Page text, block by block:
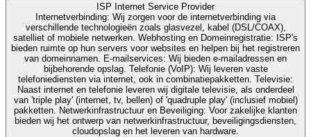
ISP Internet Service Provider
Internetverbinding: Wij zorgen voor de internetverbinding via
verschillende technologieën zoals glasvezel, kabel (DSL/COAX),
satelliet of mobiele netwerken. Webhosting en Domeinregistratie: ISP's
bieden ruimte op hun servers voor websites en helpen bij het registreren
van domeinnamen. E-mailservices: Wij bieden e-mailadressen en
bijbehorende opslag. Telefonie (VoIP): Wij leveren vaste
telefoniediensten via internet, ook in combinatiepakketten. Televisie:
Naast internet en telefonie leveren wij digitale televisie, als onderdeel
van 'triple play' (internet, tv, bellen) of 'quadruple play' (inclusief mobiel)
pakketten. Netwerkinfrastructuur en Beveiliging: Voor zakelijke klanten
bieden wij het ontwerp van netwerkinfrastructuur, beveiligingsdiensten,
cloudopslag en het leveren van hardware.